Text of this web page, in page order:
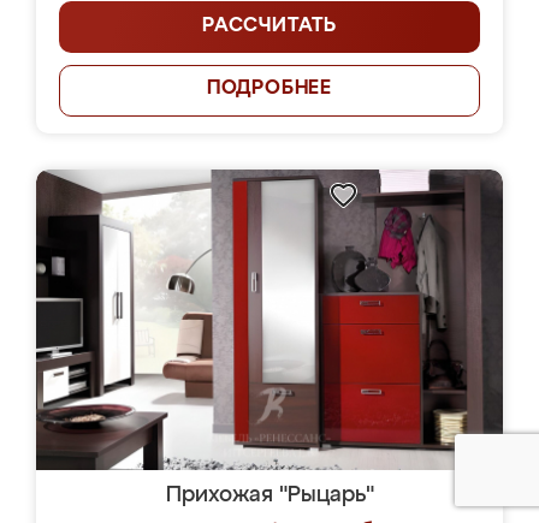
РАССЧИТАТЬ
ПОДРОБНЕЕ
Прихожая "Рыцарь"